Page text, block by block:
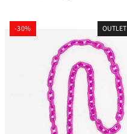
-30% OUTLET